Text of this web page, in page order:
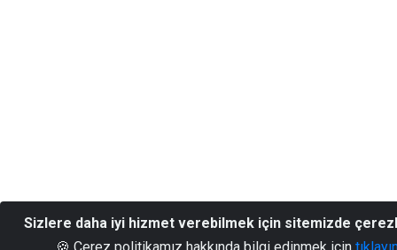
Sizlere daha iyi hizmet verebilmek için sitemizde